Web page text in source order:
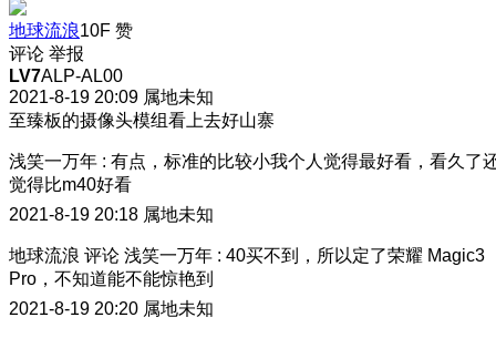
地球流浪10F 赞
评论 举报
LV7ALP-AL00
2021-8-19 20:09 属地未知
至臻板的摄像头模组看上去好山寨
浅笑一万年 : 有点，标准的比较小我个人觉得最好看，看久了
觉得比m40好看
2021-8-19 20:18 属地未知
地球流浪 评论 浅笑一万年 : 40买不到，所以定了荣耀 Magic3
Pro，不知道能不能惊艳到
2021-8-19 20:20 属地未知